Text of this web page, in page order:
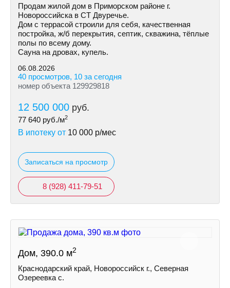
Продам жилой дом в Приморском районе г.
Новороссийска в СТ Двуречье.
Дом с террасой строили для себя, качественная
постройка, ж/б перекрытия, септик, скважина, тёплые
полы по всему дому.
Сауна на дровах, купель.
06.08.2026
40 просмотров, 10 за сегодня
номер объекта 129929818
12 500 000 руб.
77 640 руб./м2
В ипотеку от 10 000 р/мес
Записаться на просмотр
8 (928) 411-79-51
Дом, 390.0 м2
Краснодарский край, Новороссийск г., Северная
Озереевка с.